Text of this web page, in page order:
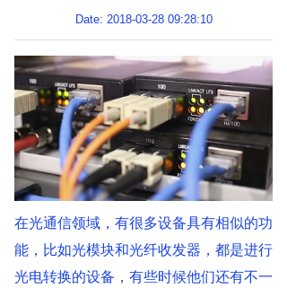
Date: 2018-03-28 09:28:10
在光通信领域，有很多设备具有相似的功
能，比如光模块和光纤收发器，都是进行
光电转换的设备，有些时候他们还有不一